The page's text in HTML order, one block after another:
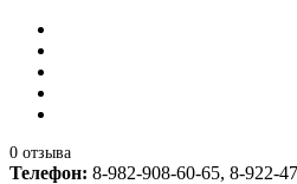
0 отзыва
Телефон: 8-982-908-60-65, 8-922-